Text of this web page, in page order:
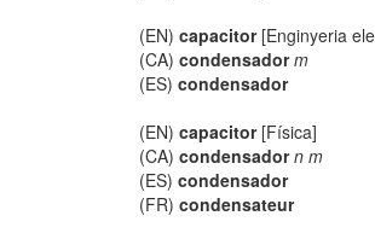
(EN)capacitor[Enginyeria
(CA)condensador m
(ES)condensador
(EN)capacitor[Física]
(CA)condensador n m
(ES)condensador
(FR)condensateur